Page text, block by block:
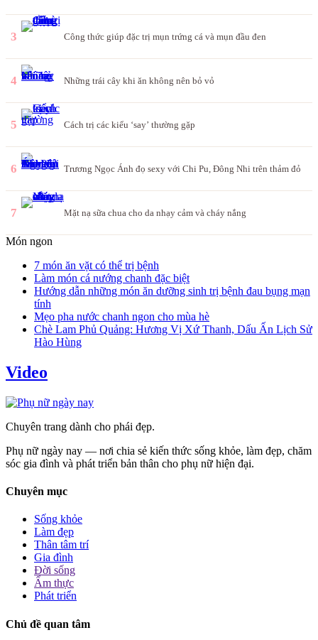
3 Công thức giúp đặc trị mụn trứng cá và mụn đầu đen
4 Những trái cây khi ăn không nên bỏ vỏ
5 Cách trị các kiểu ‘say’ thường gặp
6 Trương Ngọc Ánh đọ sexy với Chi Pu, Đông Nhi trên thảm đỏ
7 Mặt nạ sữa chua cho da nhạy cảm và cháy nắng
Món ngon
7 món ăn vặt có thể trị bệnh
Làm món cá nướng chanh đặc biệt
Hướng dẫn những món ăn dưỡng sinh trị bệnh đau bụng mạn
tính
Mẹo pha nước chanh ngon cho mùa hè
Chè Lam Phủ Quảng: Hương Vị Xứ Thanh, Dấu Ấn Lịch Sử
Hào Hùng
Video
Chuyên trang dành cho phái đẹp.
Phụ nữ ngày nay — nơi chia sẻ kiến thức sống khỏe, làm đẹp, chăm
sóc gia đình và phát triển bản thân cho phụ nữ hiện đại.
Chuyên mục
Sống khỏe
Làm đẹp
Thân tâm trí
Gia đình
Đời sống
Ẩm thực
Phát triển
Chủ đề quan tâm